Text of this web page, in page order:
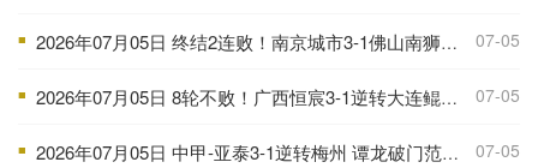
■ 2026年07月05日 终结2连败！南京城市3-1佛山南狮 恩戈姆建功朱启文双响 07-05
■ 2026年07月05日 8轮不败！广西恒宸3-1逆转大连鲲城 姆博双响拉普辛造两球+失点 07-05
■ 2026年07月05日 中甲-亚泰3-1逆转梅州 谭龙破门范厚泰造余炜廉乌龙 梅州仍旧垫底 07-05